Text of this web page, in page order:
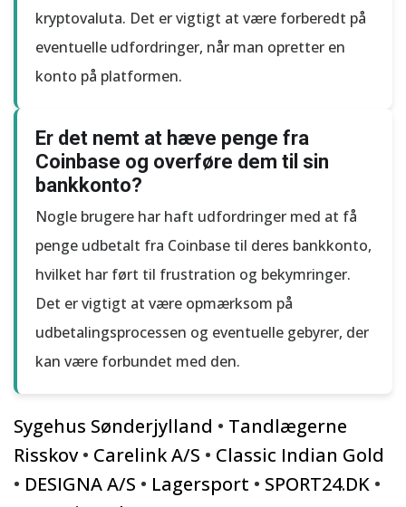
kryptovaluta. Det er vigtigt at være forberedt på
eventuelle udfordringer, når man opretter en
konto på platformen.
Er det nemt at hæve penge fra
Coinbase og overføre dem til sin
bankkonto?
Nogle brugere har haft udfordringer med at få
penge udbetalt fra Coinbase til deres bankkonto,
hvilket har ført til frustration og bekymringer.
Det er vigtigt at være opmærksom på
udbetalingsprocessen og eventuelle gebyrer, der
kan være forbundet med den.
Sygehus Sønderjylland • Tandlægerne
Risskov• Carelink A/S • Classic Indian Gold
• DESIGNA A/S • Lagersport • SPORT24.DK •